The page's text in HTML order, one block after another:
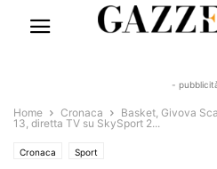
-
Home Cronaca
Basket, Givova
13, diretta TV su SkySport 2...
Cronaca Sport